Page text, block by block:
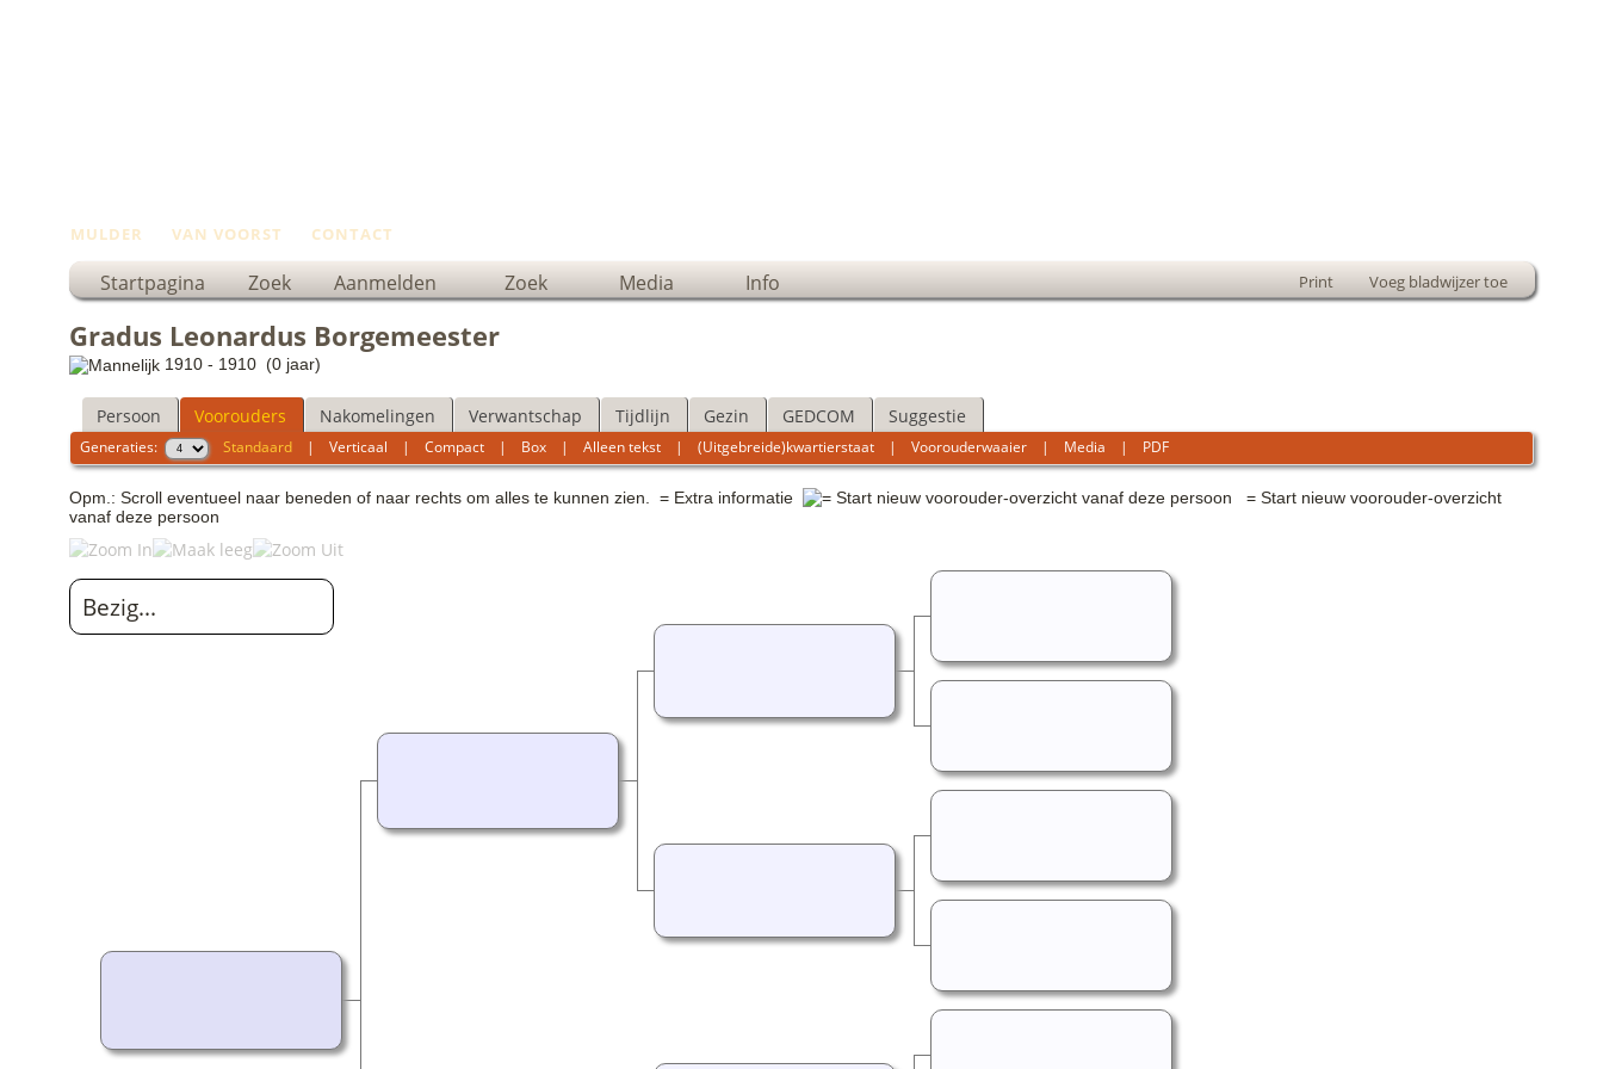
MULDER VAN VOORST CONTACT
Startpagina Zoek Aanmelden Zoek Media Info Print Voeg bladwijzer toe
Gradus Leonardus Borgemeester
1910 - 1910 (0 jaar)
Persoon Voorouders Nakomelingen Verwantschap Tijdlijn Gezin GEDCOM Suggestie
Generaties: Standaard| Verticaal | Compact| Box| Alleen tekst| (Uitgebreide)kwartierstaat| Voorouderwaaier| Media | PDF
Opm.: Scroll eventueel naar beneden of naar rechts om alles te kunnen zien. = Extra informatie
= Start nieuw voorouder-overzicht
vanaf deze persoon
Bezig...